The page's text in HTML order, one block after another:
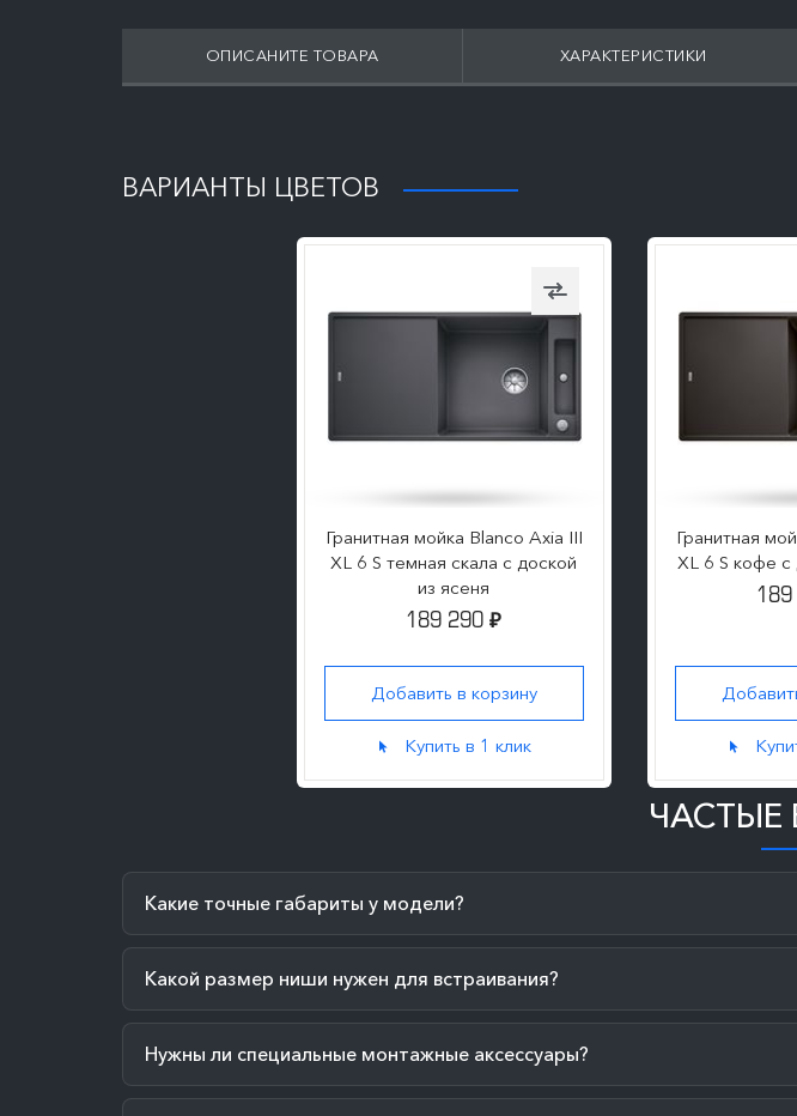
ОПИСАНИТЕ ТОВАРА ХАРАКТЕРИСТИКИ
ВАРИАНТЫ ЦВЕТОВ
Гранитная мойка Blanco Axia III
XL 6 S темная скала с доской
из ясеня
189 290 ₽
Добавить в корзину
Купить в 1 клик
Гранитная
XL 6 S кофе с
Какие точные габариты у модели?
Какой размер ниши нужен для встраивания?
Нужны ли специальные монтажные аксессуары?